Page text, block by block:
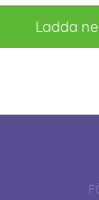
Ladda